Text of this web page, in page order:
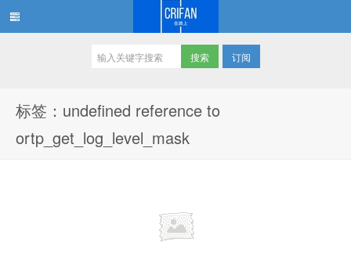
订阅
标签：undefined reference to
ortp_get_log_level_mask